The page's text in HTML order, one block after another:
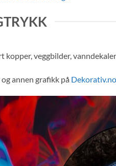
veggbilder,
annen grafikk på Dekorativ.no